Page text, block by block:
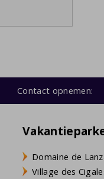
Contact opnemen:
Domaine de
Village des